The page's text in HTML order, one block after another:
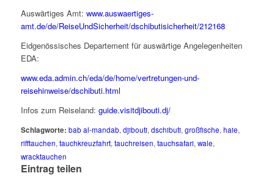
Auswärtiges Amt: www.auswaertiges-
amt.de/de/ReiseUndSicherheit/dschibutisicherheit/212168
Eidgenössisches Departement für auswärtige Angelegenheiten
EDA:
www.eda.admin.ch/eda/de/home/vertretungen-und-
reisehinweise/dschibuti.html
Infos zum Reiseland: guide.visitdjibouti.dj/
Schlagworte: bab al-mandab, djibouti, dschibuti, großfische, haie,
rifftauchen, tauchkreuzfahrt, tauchreisen, tauchsafari, wale,
wracktauchen
Eintrag teilen